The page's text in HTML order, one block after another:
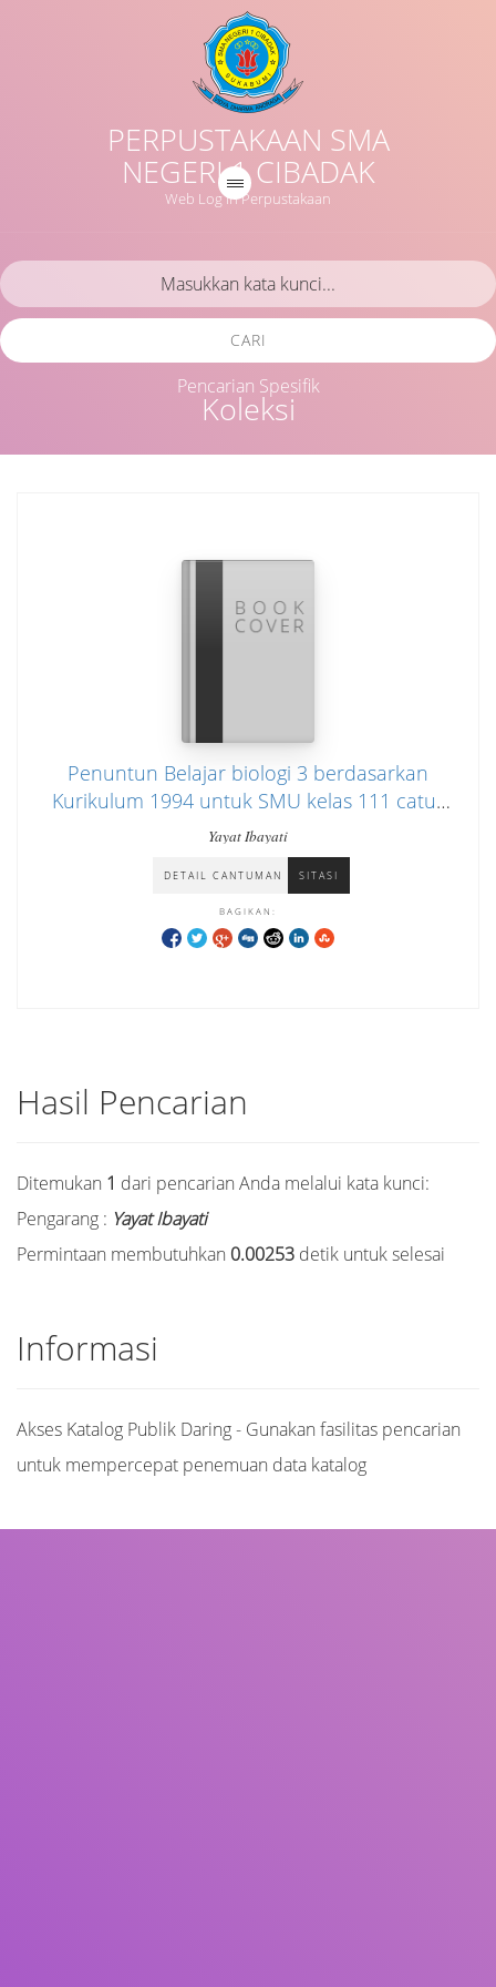
PERPUSTAKAAN SMA
NEGERI 1 CIBADAK
Web Log in Perpustakaan
Koleksi
CARI
Pencarian Spesifik
Penuntun Belajar biologi 3 berdasarkan
Kurikulum 1994 untuk SMU kelas 111 catur
wulan 1,2, dan 3
Yayat Ibayati
DETAIL CANTUMAN SITASI
BAGIKAN:
Hasil Pencarian
Ditemukan 1 dari pencarian Anda melalui kata kunci:
Pengarang : Yayat Ibayati
Permintaan membutuhkan 0.00253 detik untuk selesai
Informasi
Akses Katalog Publik Daring - Gunakan fasilitas pencarian
untuk mempercepat penemuan data katalog